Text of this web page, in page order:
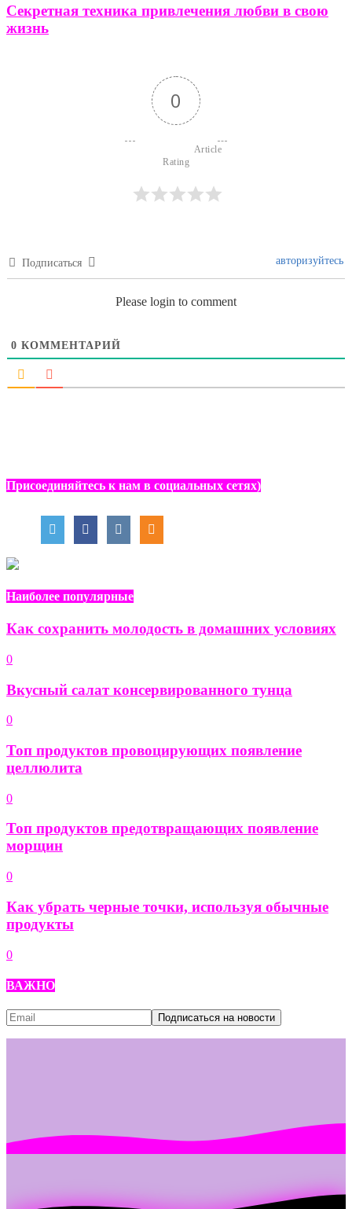
Секретная техника привлечения любви в свою
жизнь
0
Rating
Подписаться авторизуйтесь
Please login to comment
0 КОММЕНТАРИЙ
Присоединяйтесь к нам в социальных сетях)
Наиболее популярные
Как сохранить молодость в домашних условиях
0
Вкусный салат консервированного тунца
0
Топ продуктов провоцирующих появление
целлюлита
0
Топ продуктов предотвращающих появление
морщин
0
Как убрать черные точки, используя обычные
продукты
0
ВАЖНО